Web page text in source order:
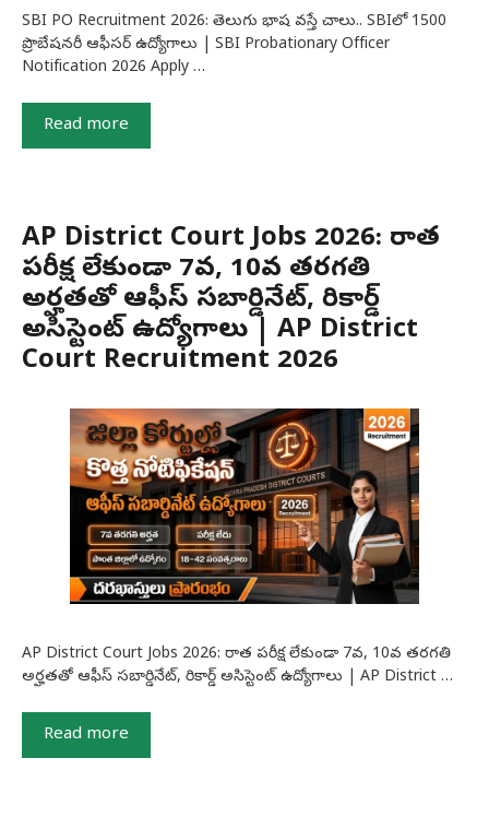
SBI PO Recruitment 2026: తెలుగు భాష వస్తే చాలు.. SBIలో 1500
ప్రొబేషనరీ ఆఫీసర్ ఉద్యోగాలు | SBI Probationary Officer
Notification 2026 Apply …
Read more
AP District Court Jobs 2026: రాత
పరీక్ష లేకుండా 7వ, 10వ తరగతి
అర్హతతో ఆఫీస్ సబార్డినేట్, రికార్డ్
అసిస్టెంట్ ఉద్యోగాలు | AP District
Court Recruitment 2026
AP District Court Jobs 2026: రాత పరీక్ష లేకుండా 7వ, 10వ తరగతి
అర్హతతో ఆఫీస్ సబార్డినేట్, రికార్డ్ అసిస్టెంట్ ఉద్యోగాలు | AP District …
Read more